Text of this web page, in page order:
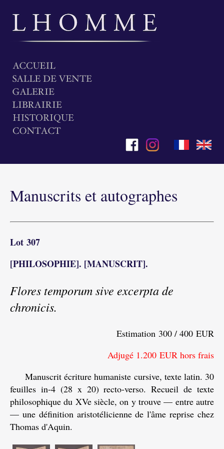
Manuscrits et autographes
Lot 307
[PHILOSOPHIE]. [MANUSCRIT].
Flores temporum sive excerpta de
chronicis.
Estimation 300 / 400 EUR
Adjugé 1.200 EUR hors frais
Manuscrit écriture humaniste cursive, texte latin. 30
feuilles in-4 (28 x 20) recto-verso. Recueil de texte
philosophique du XVe siècle, on y trouve — entre autre
— une définition aristotélicienne de l'âme reprise chez
Thomas d'Aquin.